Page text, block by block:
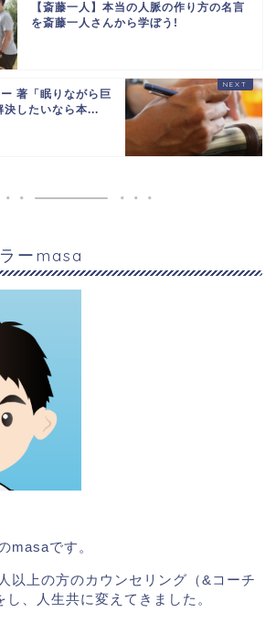
【斎藤一人】本当の人脈の作り方の名言
を斎藤一人さんから学ぼう!
著「眠りながら巨
決したいなら本...
ーmasa
masaです。
以上の方のカウンセリング（&コーチ
し、人生共に変えてきました。